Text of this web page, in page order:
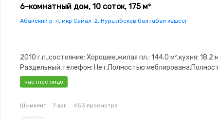
6-комнатный дом, 10 соток, 175 м²
Абайский р-н, мкр Самал-2, Нурылбеков балтабай көшесі
2010 г.п.,состояние: Хорошее,жилая пл.: 144.0 м²,кухня: 18.2
Раздельный,телефон: Нет,Полностью
меблирована,потолки: 3.0,Навес,Гараж,Сад,Детская
кухня
частное лицо
Шымкент 7 авг. 453 просмотра